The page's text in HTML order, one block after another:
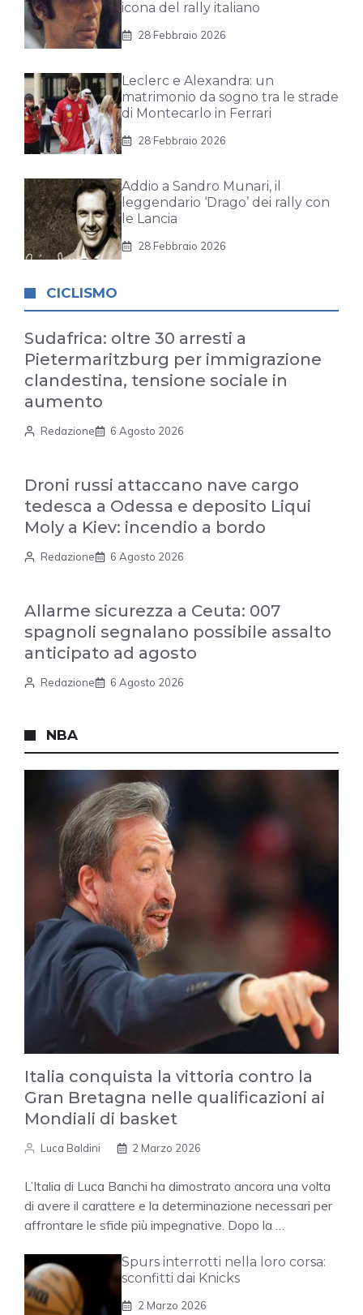
icona del rally italiano
28 Febbraio 2026
Leclerc e Alexandra: un
matrimonio da sogno tra le strade
di Montecarlo in Ferrari
28 Febbraio 2026
Addio a Sandro Munari, il
leggendario ‘Drago’ dei rally con
le Lancia
28 Febbraio 2026
CICLISMO
Sudafrica: oltre 30 arresti a
Pietermaritzburg per immigrazione
clandestina, tensione sociale in
aumento
Redazione 6 Agosto 2026
Droni russi attaccano nave cargo
tedesca a Odessa e deposito Liqui
Moly a Kiev: incendio a bordo
Redazione 6 Agosto 2026
Allarme sicurezza a Ceuta: 007
spagnoli segnalano possibile assalto
anticipato ad agosto
Redazione 6 Agosto 2026
NBA
Italia conquista la vittoria contro la
Gran Bretagna nelle qualificazioni ai
Mondiali di basket
Luca Baldini 2 Marzo 2026
L’Italia di Luca Banchi ha dimostrato ancora una volta
di avere il carattere e la determinazione necessari per
affrontare le sfide più impegnative. Dopo la …
Spurs interrotti nella loro corsa:
sconfitti dai Knicks
2 Marzo 2026